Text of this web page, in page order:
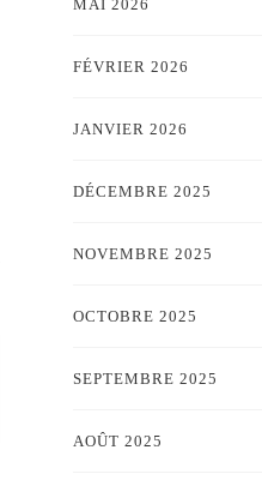
MAI 2026
FÉVRIER 2026
JANVIER 2026
DÉCEMBRE 2025
NOVEMBRE 2025
OCTOBRE 2025
SEPTEMBRE 2025
AOÛT 2025